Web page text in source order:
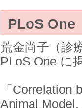
PLoS One
荒金尚子（診
PLoS One に
「Correlation
Animal Model.